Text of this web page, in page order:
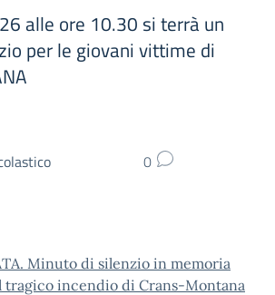
alle ore 10.30 si terrà un
per le giovani vittime di
0
Minuto di silenzio in memoria
tragico incendio di Crans-Montana